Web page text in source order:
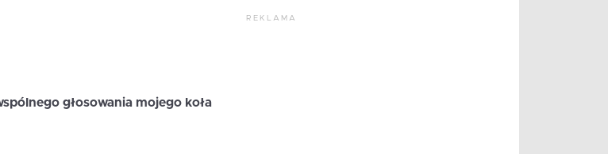
głosowania mojego koła
REKLAMA